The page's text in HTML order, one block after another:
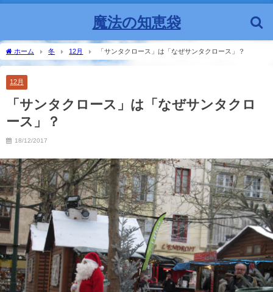
魔法の知恵袋
ホーム 冬 12月 「サンタクロース」は「なぜサンタクロース」？
12月
「サンタクロース」は「なぜサンタクロ
ース」？
18/12/2017